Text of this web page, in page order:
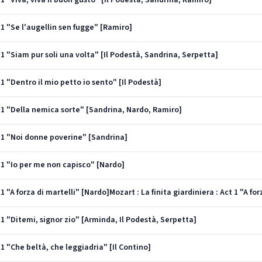
"Se l'augellin sen fugge" [Ramiro]
"Siam pur soli una volta" [Il Podestà, Sandrina, Serpetta]
"Dentro il mio petto io sento" [Il Podestà]
"Della nemica sorte" [Sandrina, Nardo, Ramiro]
"Noi donne poverine" [Sandrina]
"Io per me non capisco" [Nardo]
"A forza di martelli" [Nardo]Mozart : La finita giardiniera : Act 1 "A
"Ditemi, signor zio" [Arminda, Il Podestà, Serpetta]
"Che beltà, che leggiadria" [Il Contino]